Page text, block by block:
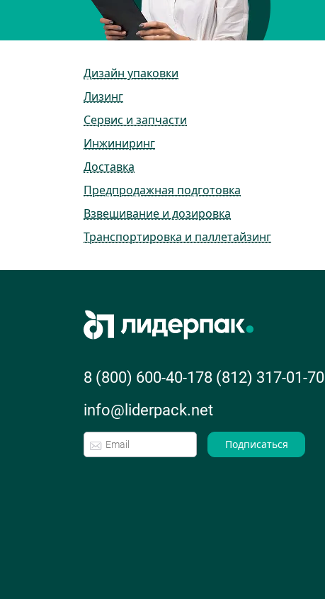
Дизайн упаковки
Лизинг
Сервис и запчасти
Инжиниринг
Доставка
Предпродажная подготовка
Взвешивание и дозировка
Транспортировка и паллетайзинг
8 (800) 600-40-178 (812) 317-01-70
info@liderpack.net
Подписаться